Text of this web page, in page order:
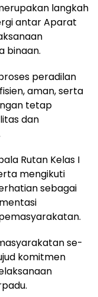
langkah
antar Aparat
binaan.
peradilan
aman, serta
tetap
dan
Rutan Kelas I
mengikuti
sebagai
se-
komitmen